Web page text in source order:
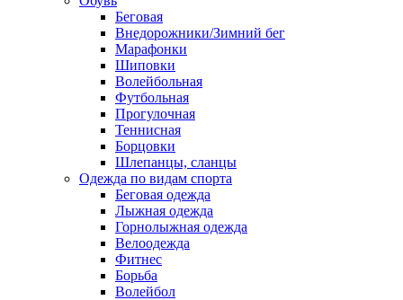
Беговая
Внедорожники/Зимний бег
Марафонки
Шиповки
Волейбольная
Футбольная
Прогулочная
Теннисная
Борцовки
Шлепанцы, сланцы
Одежда по видам спорта
Беговая одежда
Лыжная одежда
Горнолыжная одежда
Велоодежда
Фитнес
Борьба
Волейбол